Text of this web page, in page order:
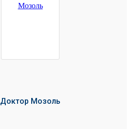
Доктор Мозоль